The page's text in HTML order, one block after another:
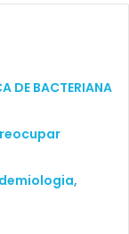
DE BACTERIANA